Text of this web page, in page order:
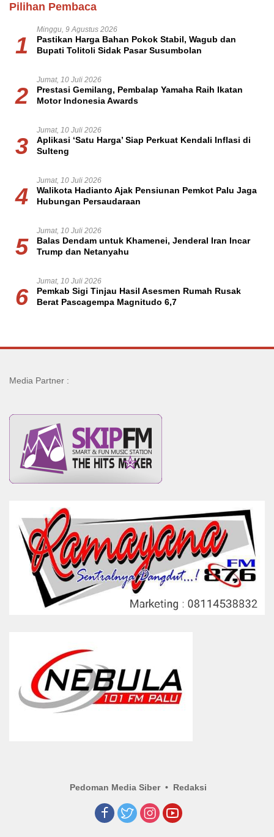
Pilihan Pembaca
1
Minggu, 9 Agustus 2026
Pastikan Harga Bahan Pokok Stabil, Wagub dan
Bupati Tolitoli Sidak Pasar Susumbolan
2
Jumat, 10 Juli 2026
Prestasi Gemilang, Pembalap Yamaha Raih Ikatan
Motor Indonesia Awards
3
Jumat, 10 Juli 2026
Aplikasi ‘Satu Harga’ Siap Perkuat Kendali Inflasi di
Sulteng
4
Jumat, 10 Juli 2026
Walikota Hadianto Ajak Pensiunan Pemkot Palu Jaga
Hubungan Persaudaraan
5
Jumat, 10 Juli 2026
Balas Dendam untuk Khamenei, Jenderal Iran Incar
Trump dan Netanyahu
6
Jumat, 10 Juli 2026
Pemkab Sigi Tinjau Hasil Asesmen Rumah Rusak
Berat Pascagempa Magnitudo 6,7
Media Partner :
Pedoman Media Siber Redaksi